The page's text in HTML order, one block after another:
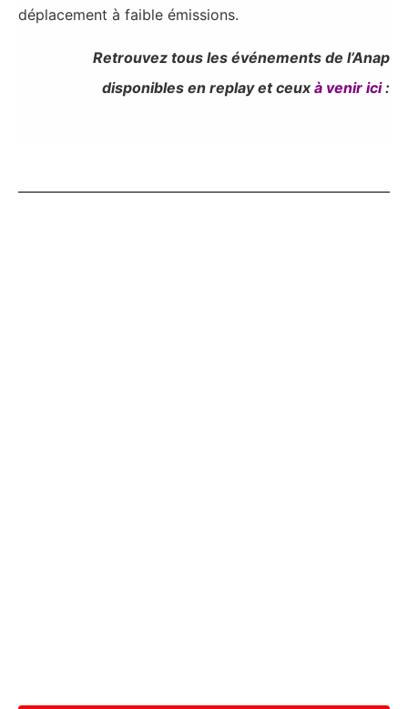
déplacement à faible émissions.
Retrouvez tous les événements de l’Anap
disponibles en replay et ceuxà venir ici: